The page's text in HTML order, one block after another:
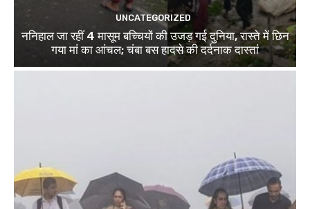
UNCATEGORIZED
ननिहाल जा रहीं 4 मासूम बच्चियों की उजड़ गई दुनिया, रास्ते में छिन
गया मां का आंचल; चंबा बस हादसे की दर्दनाक दास्तां